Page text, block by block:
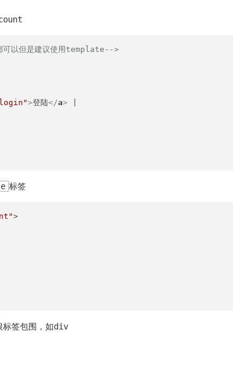
以但是建议使用template-->
>登陆</a>
标签
>
标签包围，如div